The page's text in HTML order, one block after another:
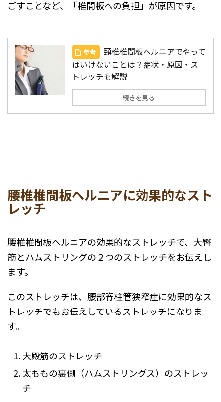
ごすことなど、「椎間板への負担」が原因です。
参考
頸椎椎間板ヘルニアでやって
はいけないことは？症状・原因・ス
トレッチも解説
続きを見る
腰椎椎間板ヘルニアに効果的なスト
レッチ
腰椎椎間板ヘルニアの効果的なストレッチで、大臀
筋とハムストリングの２つのストレッチをお伝えし
ます。
このストレッチは、腰部脊柱管狭窄症に効果的なス
トレッチでもお伝えしているストレッチになりま
す。
大殿筋のストレッチ
太ももの裏側（ハムストリングス）のストレッ
チ